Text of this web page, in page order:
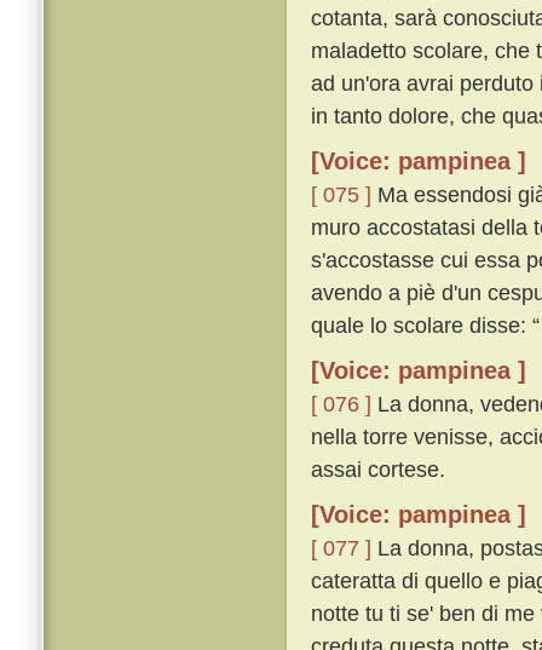
cotanta, sarà
maladetto scolare, che
ad un'ora avrai perduto
in tanto dolore, che
[Voice: pampinea ]
[ 075 ] Ma essendosi
muro accostatasi della
s'accostasse cui essa
avendo a piè d'un
quale lo scolare disse:
[Voice: pampinea ]
[ 076 ] La donna,
nella torre venisse,
assai cortese.
[Voice: pampinea ]
[ 077 ] La donna,
cateratta di quello e
notte tu ti se' ben di